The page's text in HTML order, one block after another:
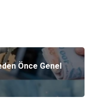
Önce Genel